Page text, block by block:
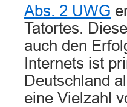
Abs. 2 UWG
Tatortes.
auch den
Internets ist
Deutschland
eine Vielzahl